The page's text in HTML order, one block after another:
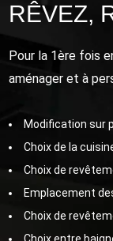
RÊVEZ,
Pour la 1ère fois
aménager et à
Modification sur
Choix de la
Choix de
Emplacement
Choix de